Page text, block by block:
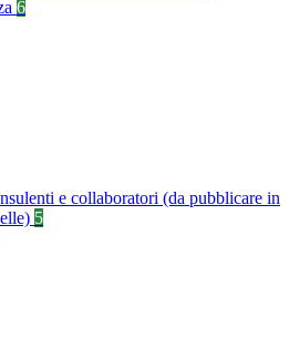
6
e collaboratori (da pubblicare in
5